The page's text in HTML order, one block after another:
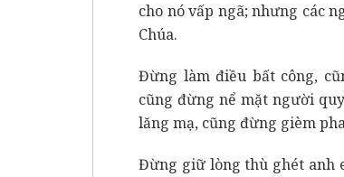
cho nó vấp ngã; nhưng các
Chúa.
Đừng làm điều bất công,
cũng đừng nể mặt người
lăng mạ, cũng đừng gièm
Đừng giữ lòng thù ghét anh